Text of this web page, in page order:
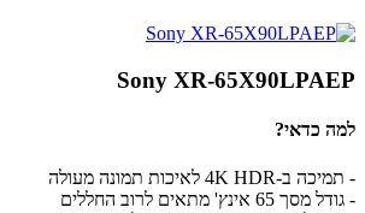
Sony XR-65X90LPAEP
למה כדאי?
- תמיכה ב-4K HDR לאיכות תמונה מעולה
- גודל מסך 65 אינץ' מתאים לרוב החללים